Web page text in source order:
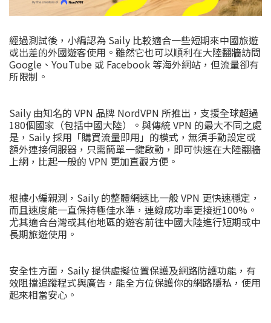
經過測試後，小編認為 Saily 比較適合一些短期來中國旅遊
或出差的外國遊客使用。雖然它也可以順利在大陸翻牆訪問
Google、YouTube 或 Facebook 等海外網站，但流量卻有
所限制。
Saily 由知名的 VPN 品牌 NordVPN 所推出，支援全球超過
180個國家（包括中國大陸）。與傳統 VPN 的最大不同之處
是，Saily 採用「購買流量即用」的模式，無須手動設定或
額外連接伺服器，只需簡單一鍵啟動，即可快速在大陸翻牆
上網，比起一般的 VPN 更加直觀方便。
根據小編親測，Saily 的整體網速比一般 VPN 更快速穩定，
而且速度能一直保持極佳水準，連線成功率更接近100%。
尤其適合台灣或其他地區的遊客前往中國大陸進行短期或中
長期旅遊使用。
安全性方面，Saily 提供虛擬位置保護及網路防護功能，有
效阻擋追蹤程式與廣告，能全方位保護你的網路隱私，使用
起來相當安心。